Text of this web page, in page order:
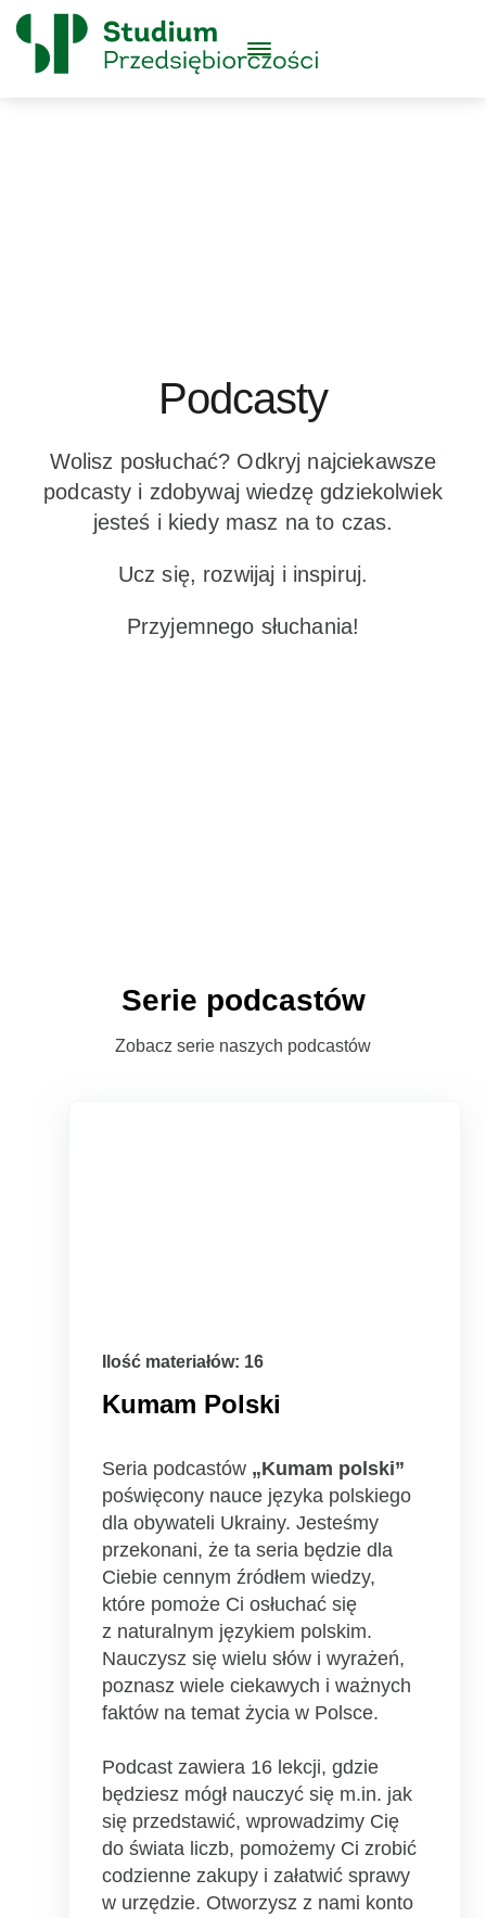
Skip to content
Główne
Logo
Menu
Podcasty
Wolisz posłuchać? Odkryj najciekawsze
podcasty i zdobywaj wiedzę gdziekolwiek
jesteś i kiedy masz na to czas.
Ucz się, rozwijaj i inspiruj.
Przyjemnego słuchania!
Serie podcastów
Zobacz serie naszych podcastów
Ilość materiałów: 16
Kumam Polski
Seria podcastów „Kumam polski”
poświęcony nauce języka polskiego
dla obywateli Ukrainy. Jesteśmy
przekonani, że ta seria będzie dla
Ciebie cennym źródłem wiedzy,
które pomoże Ci osłuchać się
z naturalnym językiem polskim.
Nauczysz się wielu słów i wyrażeń,
poznasz wiele ciekawych i ważnych
faktów na temat życia w Polsce.
Podcast zawiera 16 lekcji, gdzie
będziesz mógł nauczyć się m.in. jak
się przedstawić, wprowadzimy Cię
do świata liczb, pomożemy Ci zrobić
codzienne zakupy i załatwić sprawy
w urzędzie. Otworzysz z nami konto